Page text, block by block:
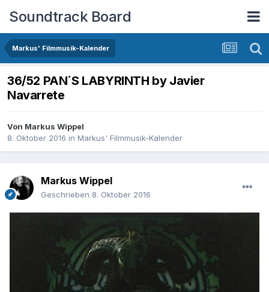
Soundtrack Board
Markus' Filmmusik-Kalender
36/52 PAN´S LABYRINTH by Javier
Navarrete
Von Markus Wippel
8. Oktober 2016 in Markus' Filmmusik-Kalender
Markus Wippel
Geschrieben 8. Oktober 2016